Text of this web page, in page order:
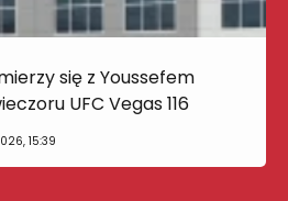
się z Youssefem
UFC Vegas 116
15:39